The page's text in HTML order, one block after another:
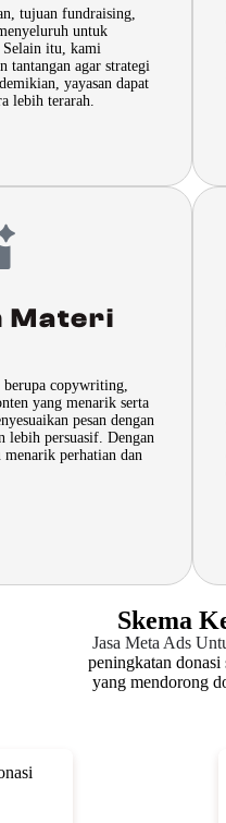
tujuan fundraising,
untuk
Selain itu, kami
tantangan agar strategi
yayasan dapat
lebih terarah.
Materi
berupa copywriting,
yang menarik serta
pesan dengan
lebih persuasif. Dengan
perhatian dan
Skema
Jasa Meta Ads
peningkatan donasi
yang mendorong